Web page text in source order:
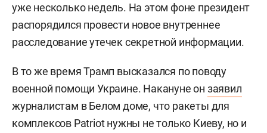
уже несколько недель. На этом фоне президент
распорядился провести новое внутреннее
расследование утечек секретной информации.
В то же время Трамп высказался по поводу
военной помощи Украине. Накануне он заявил
журналистам в Белом доме, что ракеты для
комплексов Patriot нужны не только Киеву, но и